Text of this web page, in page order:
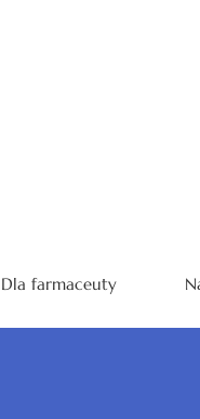
Dla farmaceuty